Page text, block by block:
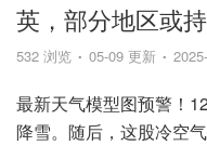
英，部分地区或
532 浏览 05-09 更新
最新天气模型图预警！
降雪。随后，这股冷空